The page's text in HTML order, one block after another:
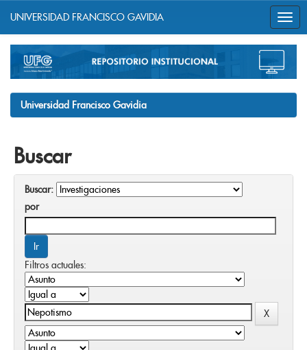
navigation
UNIVERSIDAD FRANCISCO GAVIDIA
Universidad Francisco Gavidia
Buscar
Buscar:
por
Filtros actuales: